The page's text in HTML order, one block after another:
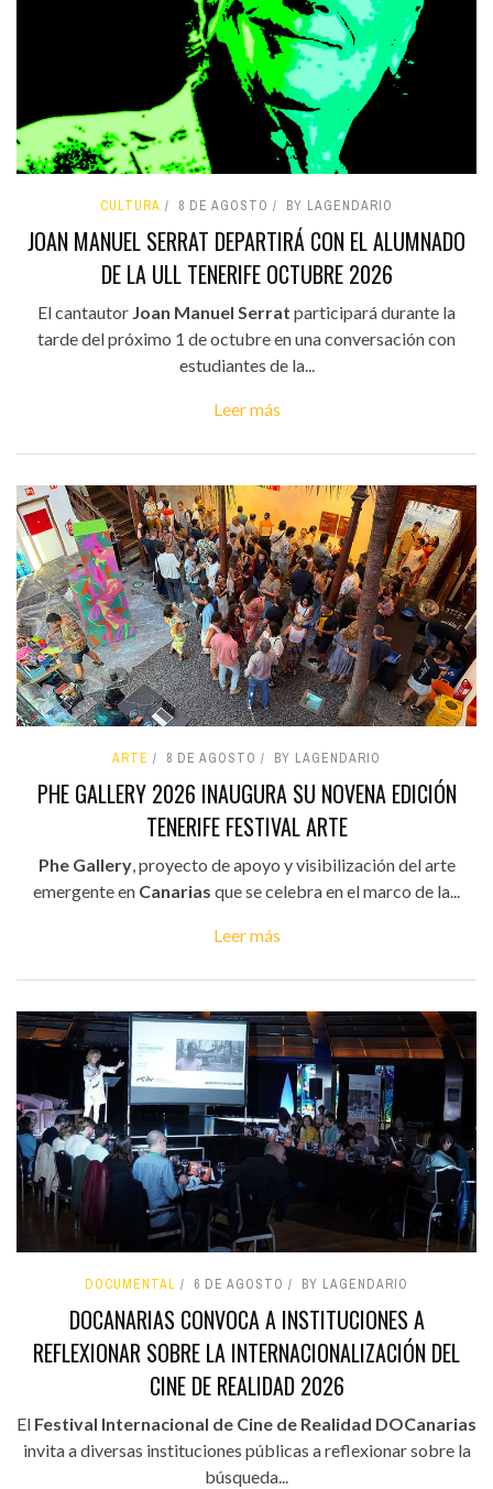
CULTURA 8 DE AGOSTO BY LAGENDARIO
JOAN MANUEL SERRAT DEPARTIRÁ CON EL ALUMNADO
DE LA ULL TENERIFE OCTUBRE 2026
El cantautor Joan Manuel Serrat participará durante la
tarde del próximo 1 de octubre en una conversación con
estudiantes de la...
Leer más
ARTE 8 DE AGOSTO BY LAGENDARIO
PHE GALLERY 2026 INAUGURA SU NOVENA EDICIÓN
TENERIFE FESTIVAL ARTE
Phe Gallery, proyecto de apoyo y visibilización del arte
emergente en Canarias que se celebra en el marco de la...
Leer más
DOCUMENTAL 6 DE AGOSTO BY LAGENDARIO
DOCANARIAS CONVOCA A INSTITUCIONES A
REFLEXIONAR SOBRE LA INTERNACIONALIZACIÓN DEL
CINE DE REALIDAD 2026
El Festival Internacional de Cine de Realidad DOCanarias
invita a diversas instituciones públicas a reflexionar sobre la
búsqueda...